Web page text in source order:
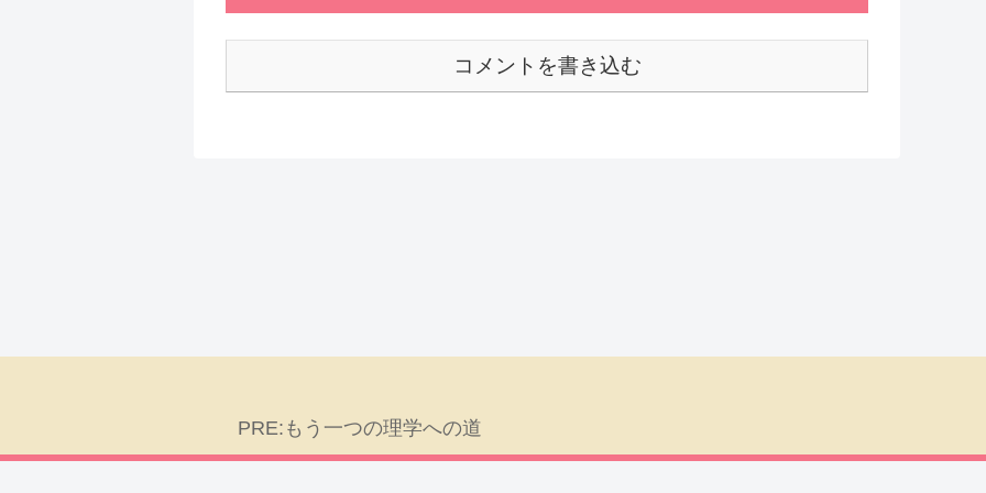
コメントを書き込む
PRE:もう一つの理学への道